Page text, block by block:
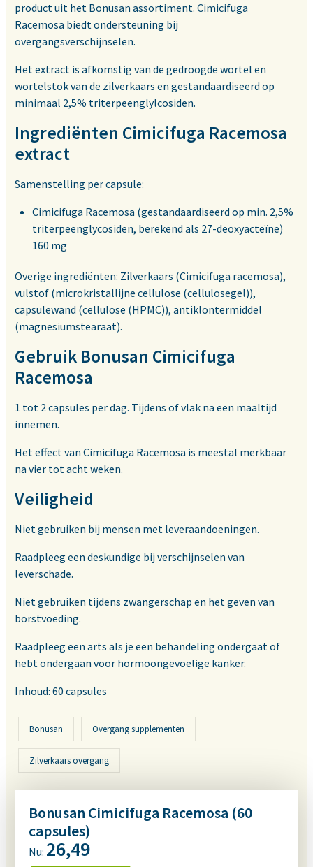
product uit het Bonusan assortiment. Cimicifuga
Racemosa biedt ondersteuning bij
overgangsverschijnselen.
Het extract is afkomstig van de gedroogde wortel en
wortelstok van de zilverkaars en gestandaardiseerd op
minimaal 2,5% triterpeenglylcosiden.
Ingrediënten Cimicifuga Racemosa
extract
Samenstelling per capsule:
Cimicifuga Racemosa (gestandaardiseerd op min. 2,5%
triterpeenglycosiden, berekend als 27-deoxyacteïne)
160 mg
Overige ingrediënten: Zilverkaars (Cimicifuga racemosa),
vulstof (microkristallijne cellulose (cellulosegel)),
capsulewand (cellulose (HPMC)), antiklontermiddel
(magnesiumstearaat).
Gebruik Bonusan Cimicifuga
Racemosa
1 tot 2 capsules per dag. Tijdens of vlak na een maaltijd
innemen.
Het effect van Cimicifuga Racemosa is meestal merkbaar
na vier tot acht weken.
Veiligheid
Niet gebruiken bij mensen met leveraandoeningen.
Raadpleeg een deskundige bij verschijnselen van
leverschade.
Niet gebruiken tijdens zwangerschap en het geven van
borstvoeding.
Raadpleeg een arts als je een behandeling ondergaat of
hebt ondergaan voor hormoongevoelige kanker.
Inhoud: 60 capsules
Bonusan Overgang supplementen
Zilverkaars overgang
Bonusan Cimicifuga Racemosa (60
capsules)
Nu: 26,49